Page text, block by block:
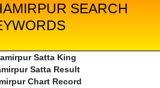
SEARCH
Satta King
Satta Result
Chart Record